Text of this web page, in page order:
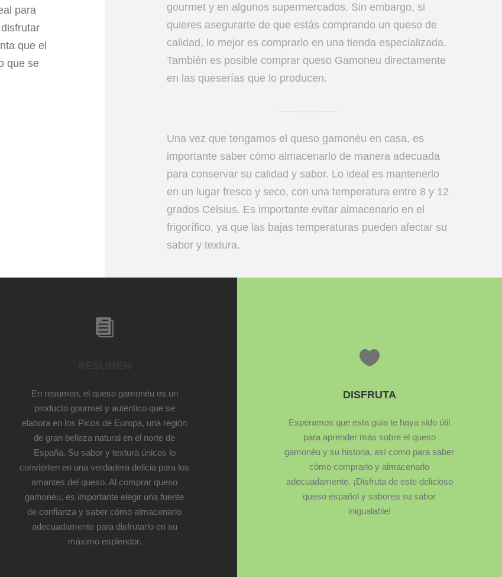
para
que el
que se
gourmet y en algunos supermercados. Sin embargo, si
quieres asegurarte de que estás comprando un queso de
calidad, lo mejor es comprarlo en una tienda especializada.
También es posible comprar queso Gamoneu directamente
en las queserías que lo producen.
Una vez que tengamos el queso gamonéu en casa, es
importante saber cómo almacenarlo de manera adecuada
para conservar su calidad y sabor. Lo ideal es mantenerlo
en un lugar fresco y seco, con una temperatura entre 8 y 12
grados Celsius. Es importante evitar almacenarlo en el
frigorífico, ya que las bajas temperaturas pueden afectar su
sabor y textura.
En resumen, el queso gamonéu es un
producto gourmet y auténtico que se
elabora en los Picos de Europa, una región
de gran belleza natural en el norte de
España. Su sabor y textura únicos lo
convierten en una verdadera delicia para los
amantes del queso. Al comprar queso
gamonéu, es importante elegir una fuente
de confianza y saber cómo almacenarlo
adecuadamente para disfrutarlo en su
máximo esplendor.
DISFRUTA
Esperamos que esta guía te haya sido útil
para aprender más sobre el queso
gamonéu y su historia, así como para saber
cómo comprarlo y almacenarlo
adecuadamente. ¡Disfruta de este delicioso
queso español y saborea su sabor
inigualable!